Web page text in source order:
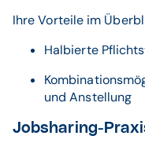
Ihre Vorteile im
Halbierte
und Anstellung
Jobsharing-